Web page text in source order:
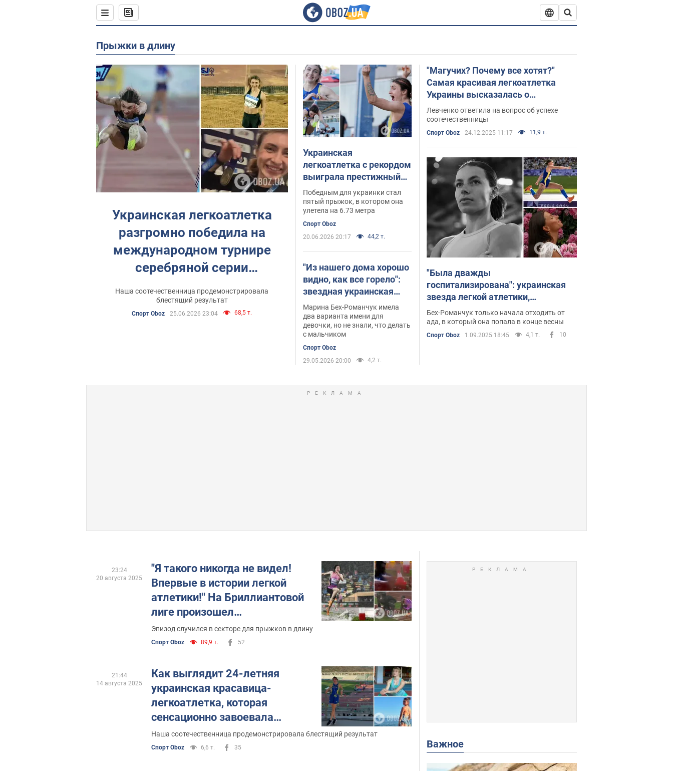
Прыжки в длину
Украинская легкоатлетка
разгромно победила на
международном турнире
серебряной серии
континентального тура
Grand Slam Jerusalem.
Наша соотечественница продемонстрировала
блестящий результат
Спорт Oboz 25.06.2026 23:04 68,5 т.
Украинская
легкоатлетка с рекордом
выиграла престижный
турнир в Германии.
Видео
Победным для украинки стал
пятый прыжок, в котором она
улетела на 6.73 метра
Спорт Oboz
20.06.2026 20:17
44,2 т.
"Из нашего дома хорошо
видно, как все горело":
звездная украинская
атлетка неожиданно
быстро похудела после
родов, но не могла есть
сладкое во время
беременности
Марина Бех-Романчук имела
два варианта имени для
девочки, но не знали, что делать
с мальчиком
Спорт Oboz
29.05.2026 20:00
4,2 т.
"Магучих? Почему все хотят?"
Самая красивая легкоатлетка
Украины высказалась о
рекордсменке мира
Левченко ответила на вопрос об успехе
соотечественницы
Спорт Oboz 24.12.2025 11:17 11,9 т.
"Была дважды
госпитализирована": украинская
звезда легкой атлетики,
наказанная за допинг, рассказала
о своем состоянии, лживой
информации и молчании
Бех-Романчук только начала отходить от
ада, в который она попала в конце весны
Спорт Oboz 1.09.2025 18:45 4,1 т. 10
"Я такого никогда не видел!
Впервые в истории легкой
атлетики!" На Бриллиантовой
лиге произошел
поразительный случай. Видео
Эпизод случился в секторе для прыжков в длину
Спорт Oboz 89,9 т. 52
23:24
20 августа 2025
Как выглядит 24-летняя
украинская красавица-
легкоатлетка, которая
сенсационно завоевала
"золото" Континентального
тура в Иерусалиме. Фото
Наша соотечественница продемонстрировала блестящий результат
Спорт Oboz 6,6 т. 35
21:44
14 августа 2025
Важное